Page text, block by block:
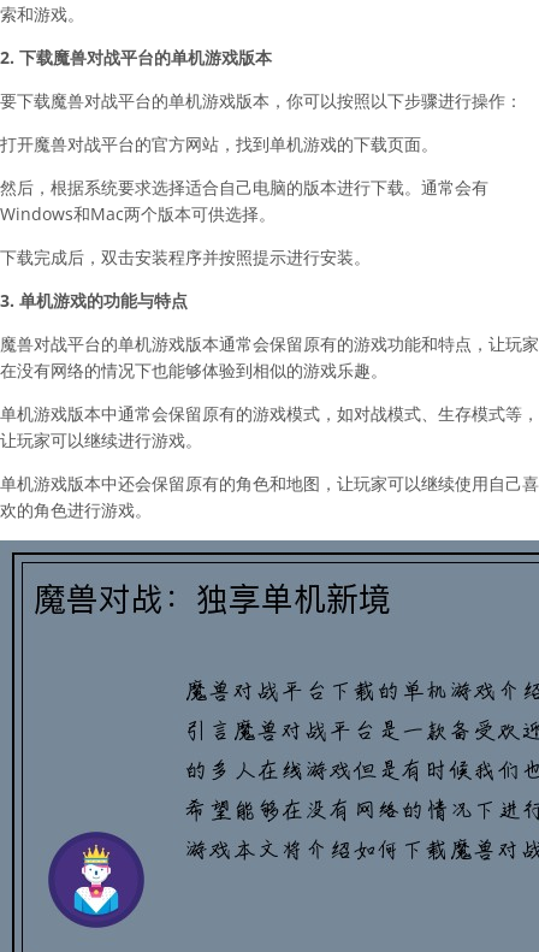
索和游戏。
2. 下载魔兽对战平台的单机游戏版本
要下载魔兽对战平台的单机游戏版本，你可以按照以下步骤进行操作：
打开魔兽对战平台的官方网站，找到单机游戏的下载页面。
然后，根据系统要求选择适合自己电脑的版本进行下载。通常会有
Windows和Mac两个版本可供选择。
下载完成后，双击安装程序并按照提示进行安装。
3. 单机游戏的功能与特点
魔兽对战平台的单机游戏版本通常会保留原有的游戏功能和特点，让玩家
在没有网络的情况下也能够体验到相似的游戏乐趣。
单机游戏版本中通常会保留原有的游戏模式，如对战模式、生存模式等，
让玩家可以继续进行游戏。
单机游戏版本中还会保留原有的角色和地图，让玩家可以继续使用自己喜
欢的角色进行游戏。